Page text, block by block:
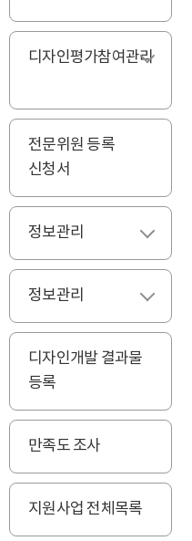
디자인평가참여관리
전문위원 등록
신청서
정보관리
정보관리
디자인개발 결과물
등록
만족도 조사
지원사업 전체목록